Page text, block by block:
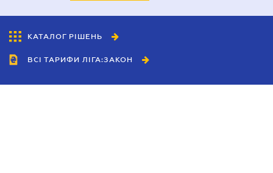
КАТАЛОГ РІШЕНЬ
ВСІ ТАРИФИ ЛІГА:ЗАКОН